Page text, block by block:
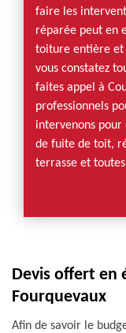
faire les
réparée peut en
toiture entière et
vous constatez
faites appel à
professionnels
intervenons
de fuite de toit,
terrasse et
Devis offert en
Fourquevaux
Afin de savoir le